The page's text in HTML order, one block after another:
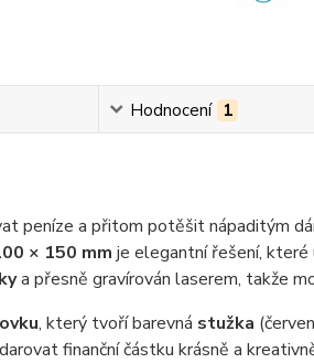
Hodnocení 1
peníze a přitom potěšit nápaditým
× 150 mm je elegantní řešení,
a přesně gravírován laserem, takže
, který tvoří barevná stužka
finanční částku krásně a